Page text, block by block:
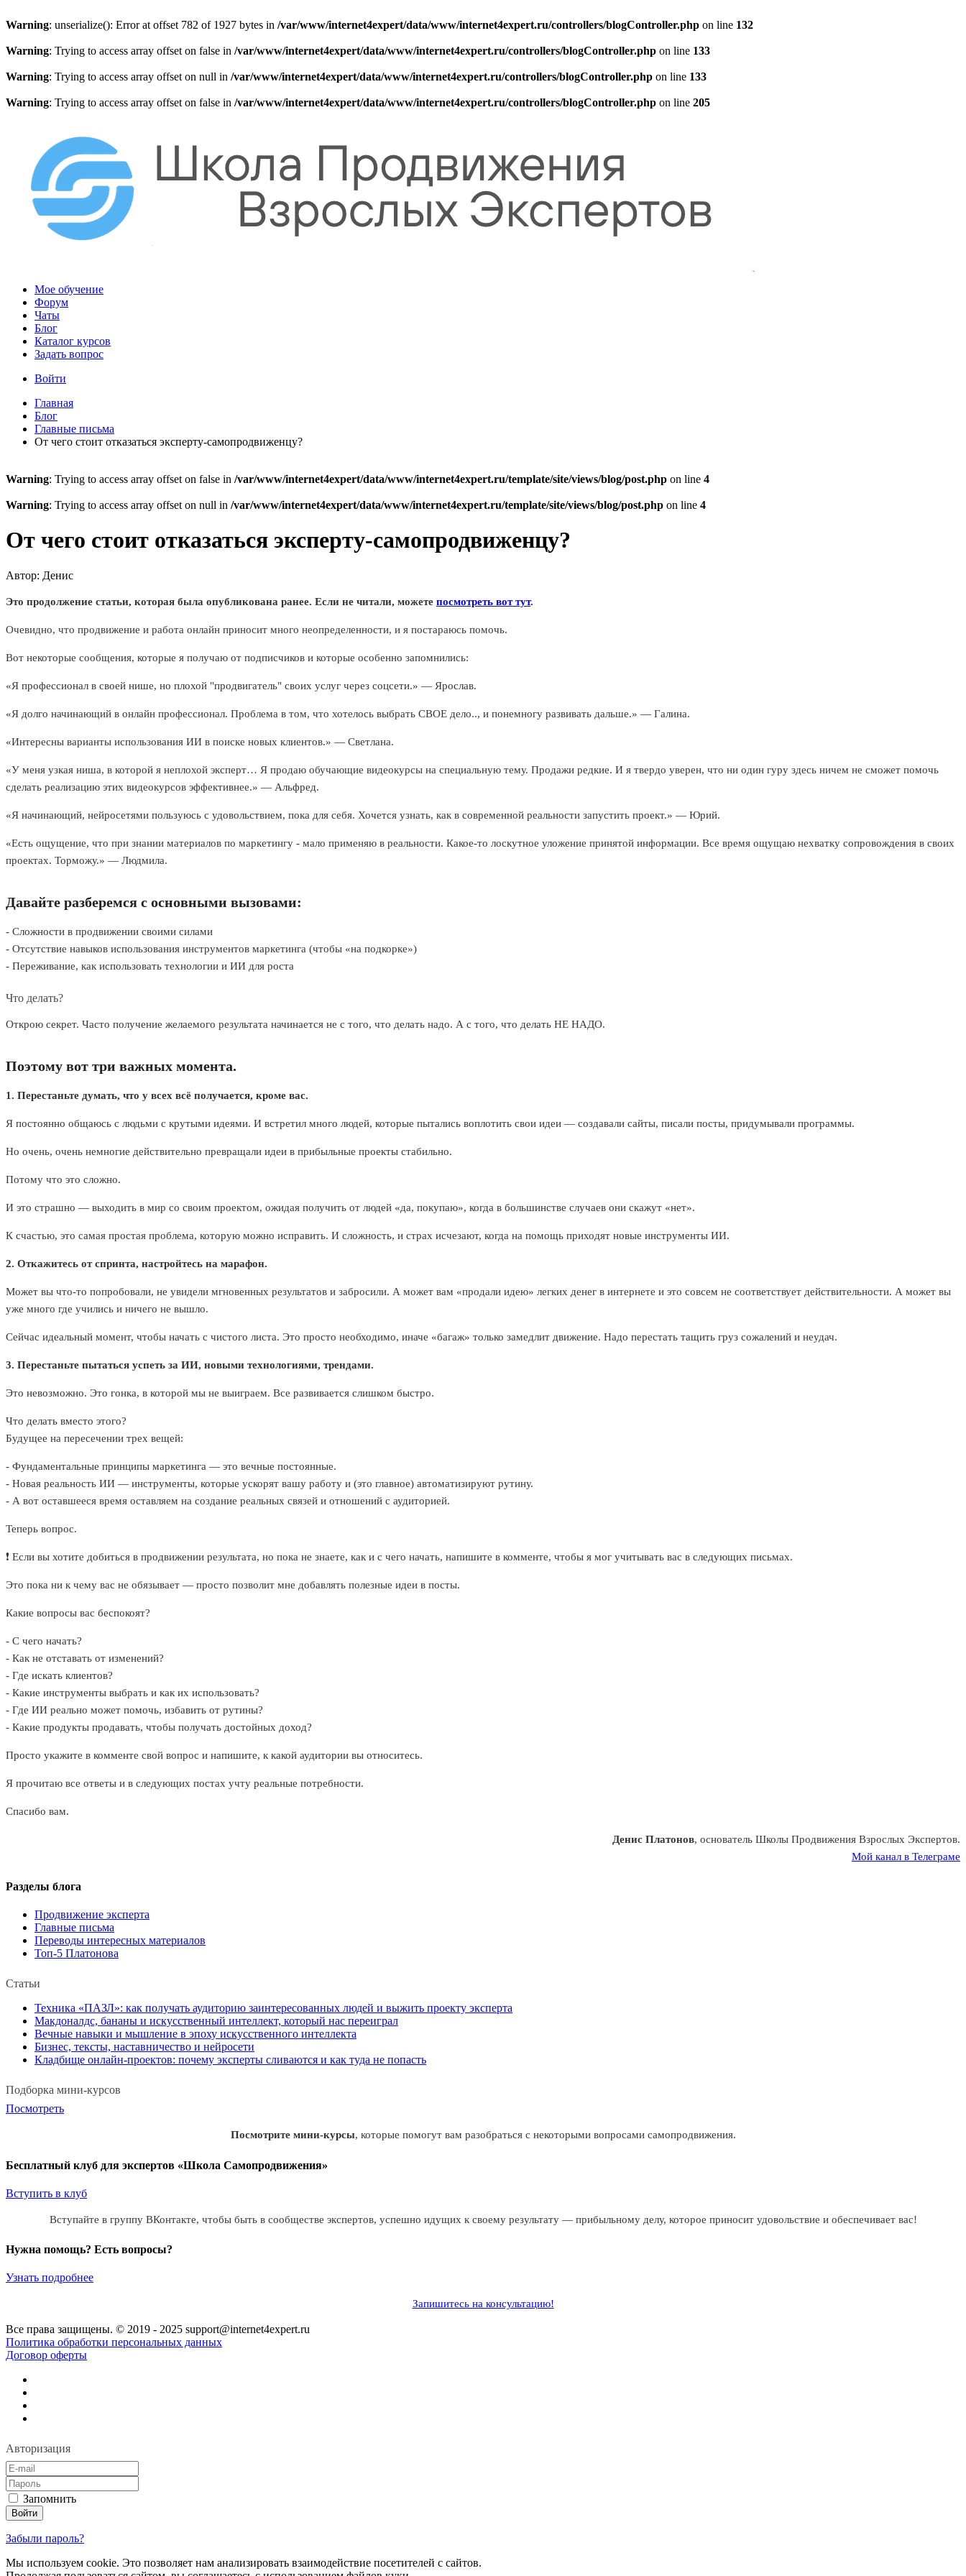
Warning: unserialize(): Error at offset 782 of 1927 bytes in /var/www/internet4expert/data/www/internet4expert.ru/controllers/blogController.php on line 132
Warning: Trying to access array offset on false in /var/www/internet4expert/data/www/internet4expert.ru/controllers/blogController.php on line 133
Warning: Trying to access array offset on null in /var/www/internet4expert/data/www/internet4expert.ru/controllers/blogController.php on line 133
Warning: Trying to access array offset on false in /var/www/internet4expert/data/www/internet4expert.ru/controllers/blogController.php on line 205
Мое обучение
Форум
Чаты
Блог
Каталог курсов
Задать вопрос
Войти
Главная
Блог
Главные письма
От чего стоит отказаться эксперту-самопродвиженцу?
Warning: Trying to access array offset on false in /var/www/internet4expert/data/www/internet4expert.ru/template/site/views/blog/post.php on line 4
Warning: Trying to access array offset on null in /var/www/internet4expert/data/www/internet4expert.ru/template/site/views/blog/post.php on line 4
От чего стоит отказаться эксперту-самопродвиженцу?
Автор: Денис
Это продолжение статьи, которая была опубликована ранее. Если не читали, можете посмотреть вот тут.
Очевидно, что продвижение и работа онлайн приносит много неопределенности, и я постараюсь помочь.
Вот некоторые сообщения, которые я получаю от подписчиков и которые особенно запомнились:
«Я профессионал в своей нише, но плохой "продвигатель" своих услуг через соцсети.» — Ярослав.
«Я долго начинающий в онлайн профессионал. Проблема в том, что хотелось выбрать СВОЕ дело.., и понемногу развивать дальше.» — Галина.
«Интересны варианты использования ИИ в поиске новых клиентов.» — Светлана.
«У меня узкая ниша, в которой я неплохой эксперт… Я продаю обучающие видеокурсы на специальную тему. Продажи редкие. И я твердо уверен, что ни один гуру здесь ничем не сможет помочь
сделать реализацию этих видеокурсов эффективнее.» — Альфред.
«Я начинающий, нейросетями пользуюсь с удовольствием, пока для себя. Хочется узнать, как в современной реальности запустить проект.» — Юрий.
«Есть ощущение, что при знании материалов по маркетингу - мало применяю в реальности. Какое-то лоскутное уложение принятой информации. Все время ощущаю нехватку сопровождения в своих
проектах. Торможу.» — Людмила.
Давайте разберемся с основными вызовами:
- Сложности в продвижении своими силами
- Отсутствие навыков использования инструментов маркетинга (чтобы «на подкорке»)
- Переживание, как использовать технологии и ИИ для роста
Что делать?
Открою секрет. Часто получение желаемого результата начинается не с того, что делать надо. А с того, что делать НЕ НАДО.
Поэтому вот три важных момента.
1. Перестаньте думать, что у всех всё получается, кроме вас.
Я постоянно общаюсь с людьми с крутыми идеями. И встретил много людей, которые пытались воплотить свои идеи — создавали сайты, писали посты, придумывали программы.
Но очень, очень немногие действительно превращали идеи в прибыльные проекты стабильно.
Потому что это сложно.
И это страшно — выходить в мир со своим проектом, ожидая получить от людей «да, покупаю», когда в большинстве случаев они скажут «нет».
К счастью, это самая простая проблема, которую можно исправить. И сложность, и страх исчезают, когда на помощь приходят новые инструменты ИИ.
2. Откажитесь от спринта, настройтесь на марафон.
Может вы что-то попробовали, не увидели мгновенных результатов и забросили. А может вам «продали идею» легких денег в интернете и это совсем не соответствует действительности. А может вы
уже много где учились и ничего не вышло.
Сейчас идеальный момент, чтобы начать с чистого листа. Это просто необходимо, иначе «багаж» только замедлит движение. Надо перестать тащить груз сожалений и неудач.
3. Перестаньте пытаться успеть за ИИ, новыми технологиями, трендами.
Это невозможно. Это гонка, в которой мы не выиграем. Все развивается слишком быстро.
Что делать вместо этого?
Будущее на пересечении трех вещей:
- Фундаментальные принципы маркетинга — это вечные постоянные.
- Новая реальность ИИ — инструменты, которые ускорят вашу работу и (это главное) автоматизируют рутину.
- А вот оставшееся время оставляем на создание реальных связей и отношений с аудиторией.
Теперь вопрос.
❗️ Если вы хотите добиться в продвижении результата, но пока не знаете, как и с чего начать, напишите в комменте, чтобы я мог учитывать вас в следующих письмах.
Это пока ни к чему вас не обязывает — просто позволит мне добавлять полезные идеи в посты.
Какие вопросы вас беспокоят?
- С чего начать?
- Как не отставать от изменений?
- Где искать клиентов?
- Какие инструменты выбрать и как их использовать?
- Где ИИ реально может помочь, избавить от рутины?
- Какие продукты продавать, чтобы получать достойных доход?
Просто укажите в комменте свой вопрос и напишите, к какой аудитории вы относитесь.
Я прочитаю все ответы и в следующих постах учту реальные потребности.
Спасибо вам.
Денис Платонов, основатель Школы Продвижения Взрослых Экспертов.
Мой канал в Телеграме
Разделы блога
Продвижение эксперта
Главные письма
Переводы интересных материалов
Топ-5 Платонова
Статьи
Техника «ПАЗЛ»: как получать аудиторию заинтересованных людей и выжить проекту эксперта
Макдоналдс, бананы и искусственный интеллект, который нас переиграл
Вечные навыки и мышление в эпоху искусственного интеллекта
Бизнес, тексты, наставничество и нейросети
Кладбище онлайн-проектов: почему эксперты сливаются и как туда не попасть
Подборка мини-курсов
Посмотреть
Посмотрите мини-курсы, которые помогут вам разобраться с некоторыми вопросами самопродвижения.
Бесплатный клуб для экспертов «Школа Самопродвижения»
Вступить в клуб
Вступайте в группу ВКонтакте, чтобы быть в сообществе экспертов, успешно идущих к своему результату — прибыльному делу, которое приносит удовольствие и обеспечивает вас!
Нужна помощь? Есть вопросы?
Узнать подробнее
Запишитесь на консультацию!
Все права защищены. © 2019 - 2025 support@internet4expert.ru
Политика обработки персональных данных
Договор оферты
Авторизация
Запомнить
Забыли пароль?
Мы используем cookie. Это позволяет нам анализировать взаимодействие посетителей с сайтов.